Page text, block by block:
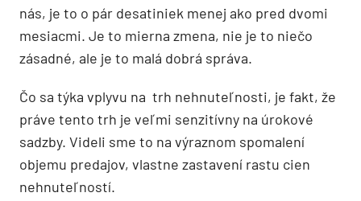
nás, je to o pár desatiniek menej ako pred dvomi
mesiacmi. Je to mierna zmena, nie je to niečo
zásadné, ale je to malá dobrá správa.
Čo sa týka vplyvu na trh nehnuteľnosti, je fakt, že
práve tento trh je veľmi senzitívny na úrokové
sadzby. Videli sme to na výraznom spomalení
objemu predajov, vlastne zastavení rastu cien
nehnuteľností.